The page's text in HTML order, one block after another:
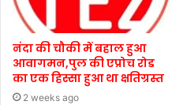
नंदा की चौकी में बहाल हुआ
आवागमन,पुल की एप्रोच रोड
का एक हिस्सा हुआ था क्षतिग्रस्त
2 weeks ago